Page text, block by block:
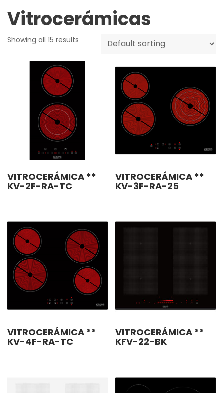
Vitrocerámicas
Showing all 15 results
VITROCERÁMICA **
KV-2F-RA-TC
VITROCERÁMICA **
KV-3F-RA-25
VITROCERÁMICA **
KV-4F-RA-TC
VITROCERÁMICA **
KFV-22-BK